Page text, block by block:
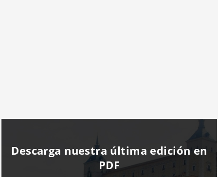
Descarga nuestra última edición en
PDF